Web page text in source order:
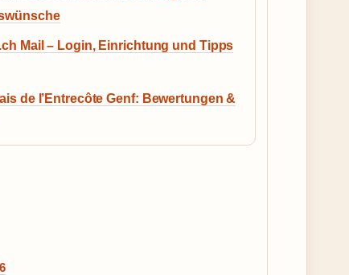
Mail – Login, Einrichtung und Tipps
de l’Entrecôte Genf: Bewertungen &